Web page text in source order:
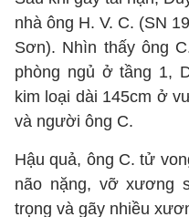
nhà ông H. V. C. (SN
Sơn). Nhìn thấy ông
phòng ngủ ở tầng 1,
kim loại dài 145cm ở
và người ông C.
Hậu quả, ông C. tử
não nặng, vỡ xương
trọng và gãy nhiều